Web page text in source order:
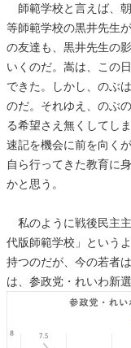
師範学校と言えば、
等師範学校の黒井先生
の友達も、黒井先生の
いくのだ。嵩は、この
できた。しかし、のぶ
のだ。それゆえ、のぶ
る希望さえ無くしてし
速記を機会に前を向く
自ら行ってきた教育に
かと思う。
私のように戦後民主
代版師範学校」という
持つのだが、今の若者
は、参政党・れいわ新